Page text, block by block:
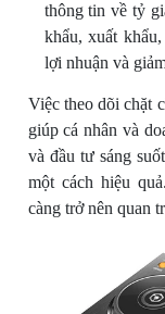
thông tin về tỷ
khẩu, xuất
lợi nhuận và
Việc theo dõi chặt
giúp cá nhân và
và đầu tư sáng
một cách hiệu
càng trở nên quan